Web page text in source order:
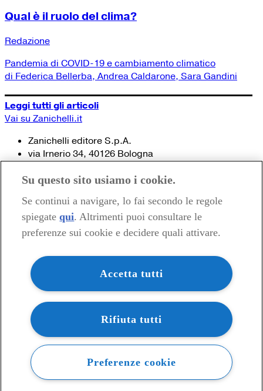
Qual è il ruolo del clima?
Redazione
Pandemia di COVID-19 e cambiamento climatico
di Federica Bellerba, Andrea Caldarone, Sara Gandini
Leggi tutti gli articoli
Vai su Zanichelli.it
Zanichelli editore S.p.A.
via Irnerio 34, 40126 Bologna
Tel. 051- 293.111 / 245.024
© 2020 Zanichelli Editore spa
Contatti e recapiti
my.zanichelli.it
Filiali e agenzie
Acquisti: informazioni precontrattuali
Area stampa
Privacy
Su questo sito usiamo i cookie.
Se continui a navigare, lo fai secondo le regole
spiegate qui. Altrimenti puoi consultare le
preferenze sui cookie e decidere quali attivare.
Accetta tutti
Rifiuta tutti
Preferenze cookie